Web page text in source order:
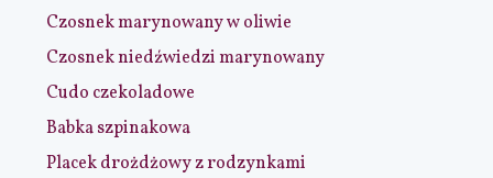
Czosnek marynowany w oliwie
Czosnek niedźwiedzi marynowany
Cudo czekoladowe
Babka szpinakowa
Placek drożdżowy z rodzynkami